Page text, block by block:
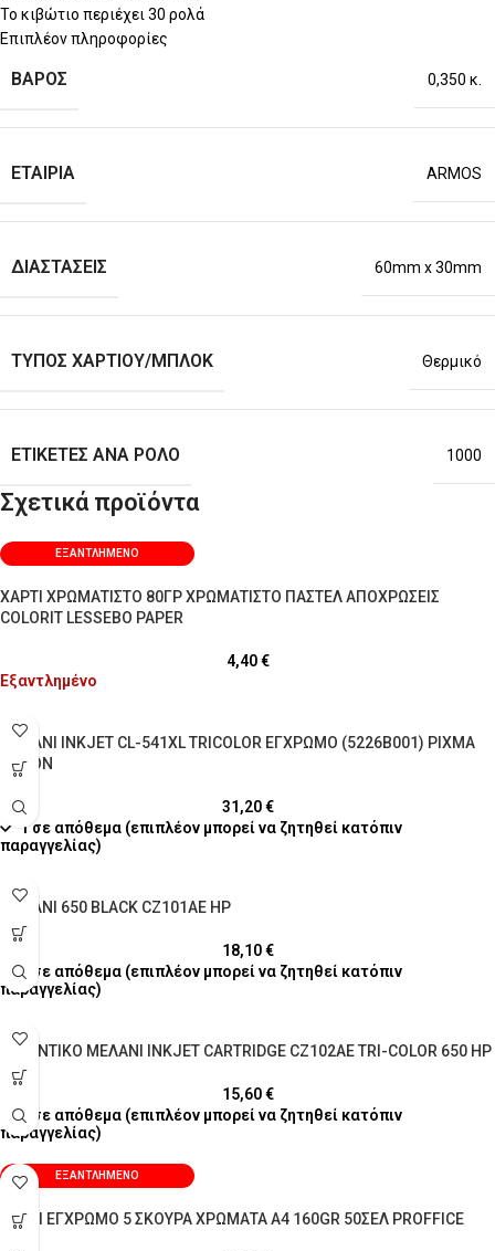
Το κιβώτιο περιέχει 30 ρολά
Επιπλέον πληροφορίες
ΒΆΡΟΣ 0,350 κ.
ΕΤΑΙΡΊΑ ARMOS
ΔΙΑΣΤΆΣΕΙΣ 60mm x 30mm
ΤΎΠΟΣ ΧΑΡΤΙΟΎ/ΜΠΛΟΚ Θερμικό
ΕΤΙΚΈΤΕΣ ΑΝΆ ΡΟΛΌ 1000
Σχετικά προϊόντα
ΕΞΑΝΤΛΗΜΈΝΟ
ΧΑΡΤΙ ΧΡΩΜΑΤΙΣΤΟ 80ΓΡ ΧΡΩΜΑΤΙΣΤΟ ΠΑΣΤΕΛ ΑΠΟΧΡΩΣΕΙΣ
COLORIT LESSEBO PAPER
4,40€
Εξαντλημένο
ΜΕΛΑΝΙ INKJET CL-541XL TRICOLOR ΕΓΧΡΩΜΟ (5226B001) PIXMA
CANON
31,20€
1 σε απόθεμα (επιπλέον μπορεί να ζητηθεί κατόπιν
παραγγελίας)
ΜΕΛΑΝΙ 650 BLACK CZ101AE HP
18,10€
1 σε απόθεμα (επιπλέον μπορεί να ζητηθεί κατόπιν
παραγγελίας)
ΑΥΘΕΝΤΙΚΟ ΜΕΛΑΝΙ INKJET CARTRIDGE CZ102AE TRI-COLOR 650 HP
15,60€
2 σε απόθεμα (επιπλέον μπορεί να ζητηθεί κατόπιν
παραγγελίας)
ΕΞΑΝΤΛΗΜΈΝΟ
ΧΑΡΤΙ ΕΓΧΡΩΜΟ 5 ΣΚΟΥΡΑ ΧΡΩΜΑΤΑ Α4 160GR 50ΣΕΛ PROFFICE